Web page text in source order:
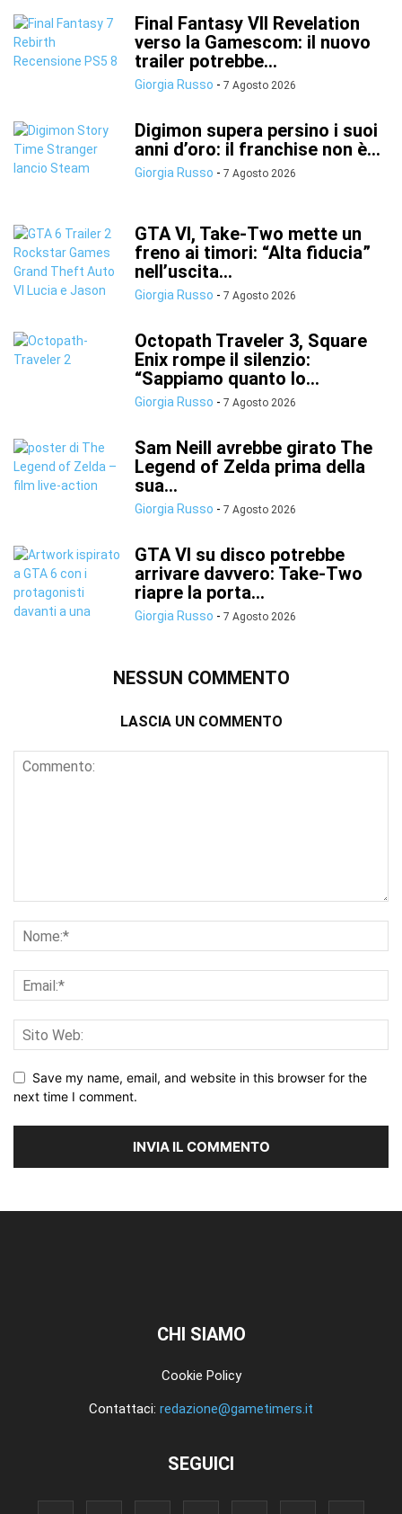
Final Fantasy VII Revelation
verso la Gamescom: il nuovo
trailer potrebbe...
Giorgia Russo - 7 Agosto 2026
Digimon supera persino i suoi
anni d’oro: il franchise non è...
Giorgia Russo - 7 Agosto 2026
GTA VI, Take-Two mette un
freno ai timori: “Alta fiducia”
nell’uscita...
Giorgia Russo - 7 Agosto 2026
Octopath Traveler 3, Square
Enix rompe il silenzio:
“Sappiamo quanto lo...
Giorgia Russo - 7 Agosto 2026
Sam Neill avrebbe girato The
Legend of Zelda prima della
sua...
Giorgia Russo - 7 Agosto 2026
GTA VI su disco potrebbe
arrivare davvero: Take-Two
riapre la porta...
Giorgia Russo - 7 Agosto 2026
NESSUN COMMENTO
LASCIA UN COMMENTO
Save my name, email, and website in this browser for the
next time I comment.
CHI SIAMO
Cookie Policy
Contattaci: redazione@gametimers.it
SEGUICI